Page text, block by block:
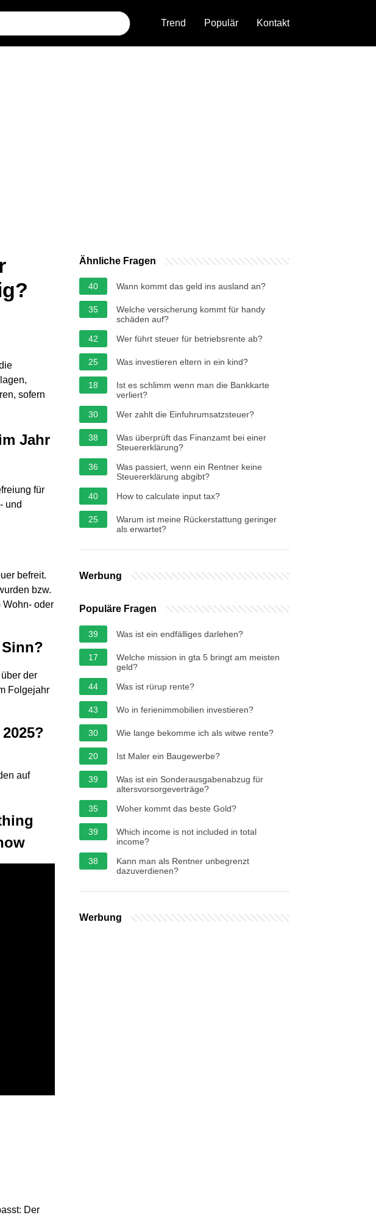
Trend Populär Kontakt
sofern
Jahr
für
und
befreit.
bzw.
Wohn- oder
der
Folgejahr
auf
Der
Ähnliche Fragen
40 Wann kommt das geld ins ausland an?
35
Welche versicherung kommt für handy
schäden auf?
42
Wer führt steuer für betriebsrente ab?
25 Was investieren eltern in ein kind?
18
Ist es schlimm wenn man die Bankkarte
verliert?
30
Wer zahlt die Einfuhrumsatzsteuer?
38
Was überprüft das Finanzamt bei einer
Steuererklärung?
36
Was passiert, wenn ein Rentner keine
Steuererklärung abgibt?
40
How to calculate input tax?
25
Warum ist meine Rückerstattung geringer
als erwartet?
Werbung
Populäre Fragen
39 Was ist ein endfälliges darlehen?
17
Welche mission in gta 5 bringt am meisten
geld?
44
Was ist rürup rente?
43 Wo in ferienimmobilien investieren?
30 Wie lange bekomme ich als witwe rente?
20 Ist Maler ein Baugewerbe?
39
Was ist ein Sonderausgabenabzug für
altersvorsorgeverträge?
35
Woher kommt das beste Gold?
39
Which income is not included in total
income?
38
Kann man als Rentner unbegrenzt
dazuverdienen?
Werbung